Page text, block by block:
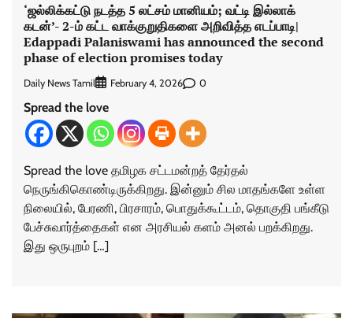
‘ஜல்லிக்கட்டு நடத்த 5 லட்சம் மானியம்; வட்டி இல்லாக்
கடன்’- 2-ம் கட்ட வாக்குறுதிகளை அறிவித்த எடப்பாடி|
Edappadi Palaniswami has announced the second
phase of election promises today
Daily News Tamil February 4, 2026 0
Spread the love
Spread the love தமிழக சட்டமன்றத் தேர்தல்
நெருங்கிகொண்டிருக்கிறது. இன்னும் சில மாதங்களே உள்ள
நிலையில், பேரணி, பிரசாரம், பொதுக்கூட்டம், தொகுதி பங்கீடு
பேச்சுவார்த்தைகள் என அரசியல் களம் அனல் பறக்கிறது.
இது ஒருபுறம் […]